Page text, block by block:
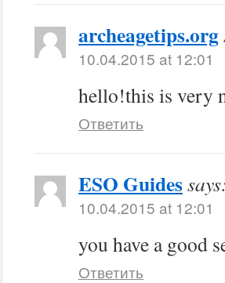
archeagetips.org
10.04.2015 at 12:01
hello!this is very
Ответить
ESO Guides
10.04.2015 at 12:01
you have a good
Ответить